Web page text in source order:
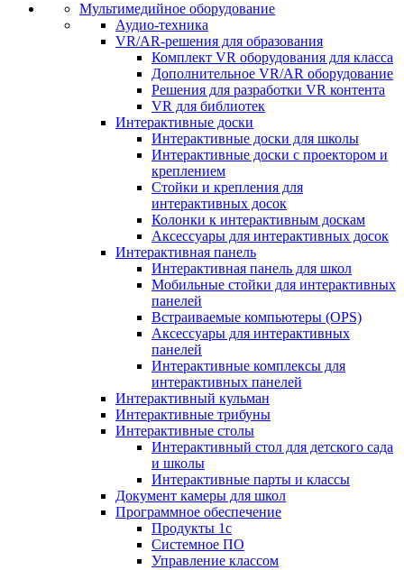
Мультимедийное оборудование
Аудио-техника
VR/AR-решения для образования
Комплект VR оборудования для класса
Дополнительное VR/AR оборудование
Решения для разработки VR контента
VR для библиотек
Интерактивные доски
Интерактивные доски для школы
Интерактивные доски с проектором и
креплением
Стойки и крепления для
интерактивных досок
Колонки к интерактивным доскам
Аксессуары для интерактивных досок
Интерактивная панель
Интерактивная панель для школ
Мобильные стойки для интерактивных
панелей
Встраиваемые компьютеры (OPS)
Аксессуары для интерактивных
панелей
Интерактивные комплексы для
интерактивных панелей
Интерактивный кульман
Интерактивные трибуны
Интерактивные столы
Интерактивный стол для детского сада
и школы
Интерактивные парты и классы
Документ камеры для школ
Программное обеспечение
Продукты 1с
Системное ПО
Управление классом